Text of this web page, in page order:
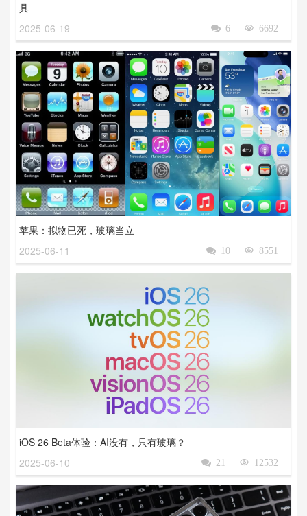
具
2025-06-19
6692

6

苹果：拟物已死，玻璃当立
2025-06-11
8551

10

iOS 26 Beta体验：AI没有，只有玻璃？
2025-06-10
12532

21
